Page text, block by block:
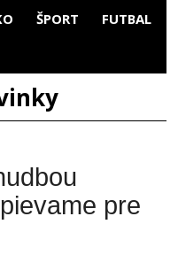
ŠPORT FUTBAL
pre